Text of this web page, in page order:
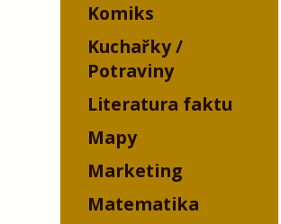
Komiks
Kuchařky /
Potraviny
Literatura faktu
Mapy
Marketing
Matematika